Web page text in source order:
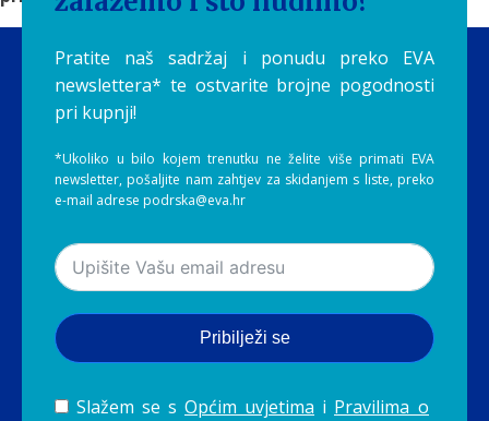
Pratite naš sadržaj i ponudu preko EVA
newslettera* te ostvarite brojne pogodnosti
pri kupnji!
*Ukoliko u bilo kojem trenutku ne želite više primati EVA
newsletter, pošaljite nam zahtjev za skidanjem s liste, preko
e-mail adrese podrska@eva.hr
Pribilježi se
Slažem se s Općim uvjetima i Pravilima o